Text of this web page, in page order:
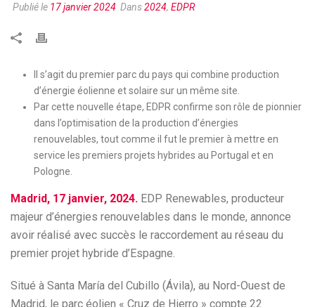
Publié le 17 janvier 2024 Dans2024, EDPR
Il s’agit du premier parc du pays qui combine production
d’énergie éolienne et solaire sur un même site.
Par cette nouvelle étape, EDPR confirme son rôle de pionnier
dans l’optimisation de la production d’énergies
renouvelables, tout comme il fut le premier à mettre en
service les premiers projets hybrides au Portugal et en
Pologne.
Madrid, 17 janvier, 2024. EDP Renewables, producteur
majeur d’énergies renouvelables dans le monde, annonce
avoir réalisé avec succès le raccordement au réseau du
premier projet hybride d’Espagne.
Situé à Santa María del Cubillo (Ávila), au Nord-Ouest de
Madrid, le parc éolien « Cruz de Hierro » compte 22